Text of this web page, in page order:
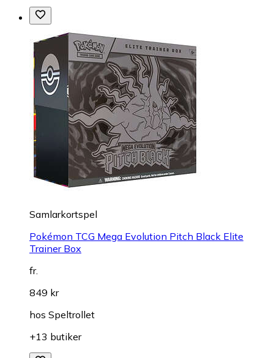
Samlarkortspel
Pokémon TCG Mega Evolution Pitch Black Elite
Trainer Box
fr.
849 kr
hos Speltrollet
+13 butiker